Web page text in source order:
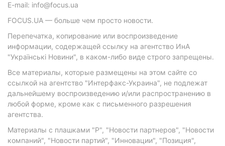
E-mail: info@focus.ua
FOCUS.UA — больше чем просто новости.
Перепечатка, копирование или воспроизведение
информации, содержащей ссылку на агентство ИнА
"Українські Новини", в каком-либо виде строго запрещены.
Все материалы, которые размещены на этом сайте со
ссылкой на агентство "Интерфакс-Украина", не подлежат
дальнейшему воспроизведению и/или распространению в
любой форме, кроме как с письменного разрешения
агентства.
Материалы с плашками "Р", "Новости партнеров", "Новости
компаний", "Новости партий", "Инновации", "Позиция",